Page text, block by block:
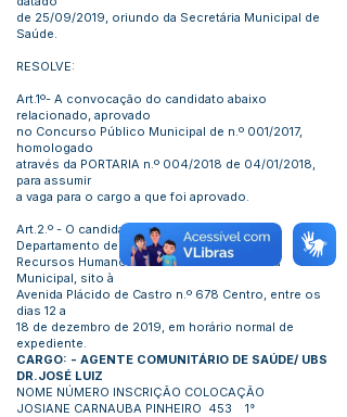
de 25/09/2019, oriundo da Secretária Municipal de
Saúde.
RESOLVE:
Art.1º- A convocação do candidato abaixo
relacionado, aprovado
no Concurso Público Municipal de n.º 001/2017,
homologado
através da PORTARIA n.º 004/2018 de 04/01/2018,
para assumir
a vaga para o cargo a que foi aprovado.
Art.2.º - O candidato devera comparecer no
Departamento de
Recursos Humanos no Edifício da Prefeitura
Municipal, sito à
Avenida Plácido de Castro n.º 678 Centro, entre os
dias 12 a
18 de dezembro de 2019, em horário normal de
expediente.
CARGO: - AGENTE COMUNITÁRIO DE SAÚDE/ UBS
DR.JOSÉ LUIZ
NOME NÚMERO INSCRIÇÃO COLOCAÇÃO
JOSIANE CARNAUBA PINHEIRO 453 1°